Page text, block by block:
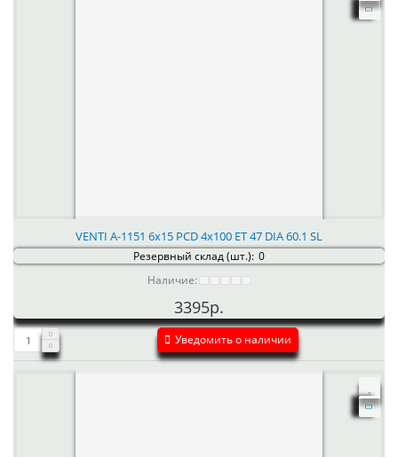
VENTI А-1151 6x15 PCD 4x100 ET 47 DIA 60.1 SL
Резервный склад (шт.): 0
Наличие:
3395р.
Уведомить о наличии